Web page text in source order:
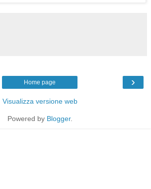
›
Home page
Visualizza versione web
Powered by Blogger.